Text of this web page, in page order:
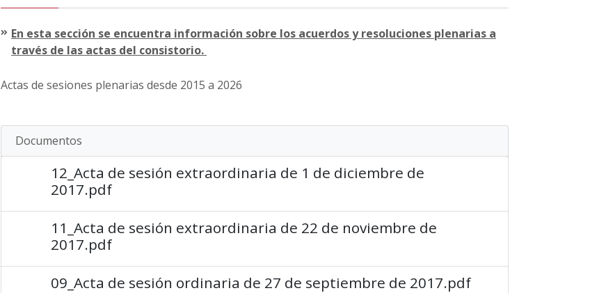
En esta sección se encuentra información sobre los acuerdos y resoluciones plenarias a
través de las actas del consistorio.
Actas de sesiones plenarias desde 2015 a 2026
Documentos
12_Acta de sesión extraordinaria de 1 de diciembre de
2017.pdf
11_Acta de sesión extraordinaria de 22 de noviembre de
2017.pdf
09_Acta de sesión ordinaria de 27 de septiembre de 2017.pdf